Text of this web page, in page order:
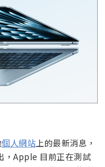
個人網站 上的最新消息，
，Apple 目前正在測試